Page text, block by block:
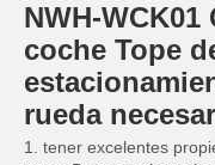
NWH-
coche Tope
rueda
1. tener excelentes